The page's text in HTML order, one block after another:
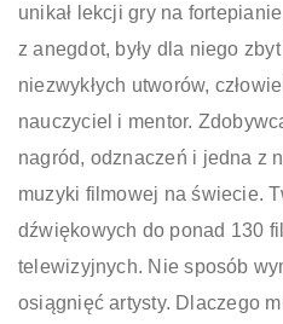
unikał lekcji gry na
z anegdot, były dla niego
niezwykłych utworów,
nauczyciel i mentor.
nagród, odznaczeń i jedna z
muzyki filmowej na świecie.
dźwiękowych do ponad 130
telewizyjnych. Nie sposób
osiągnięć artysty. Dlaczego